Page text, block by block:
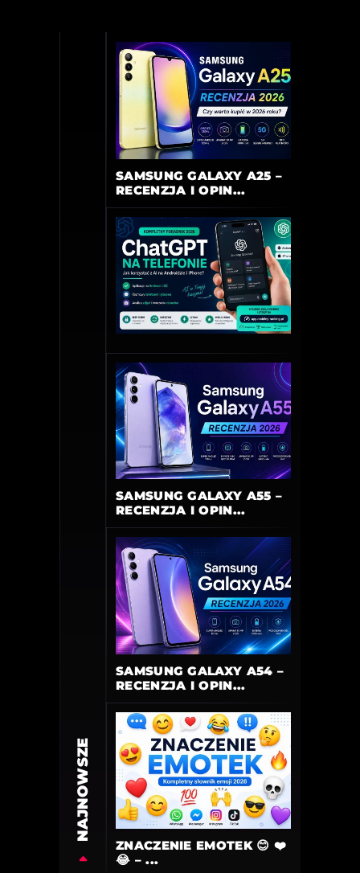
NAJNOWSZE
SAMSUNG GALAXY A25 –
RECENZJA I OPIN...
SAMSUNG GALAXY A55 –
RECENZJA I OPIN...
SAMSUNG GALAXY A54 –
RECENZJA I OPIN...
ZNACZENIE EMOTEK 😊 ❤️
😂 – ...